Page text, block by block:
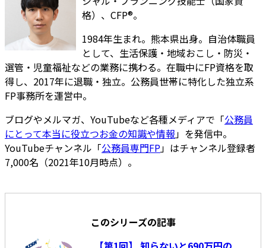
格）、CFP®。
1984年生まれ。熊本県出身。自治体職員
として、生活保護・地域おこし・防災・
選管・児童福祉などの業務に携わる。在職中にFP資格を取
得し、2017年に退職・独立。公務員世帯に特化した独立系
FP事務所を運営中。
ブログやメルマガ、YouTubeなど各種メディアで「公務員
にとって本当に役立つお金の知識や情報」を発信中。
YouTubeチャンネル「公務員専門FP」はチャンネル登録者
7,000名（2021年10月時点）。
このシリーズの記事